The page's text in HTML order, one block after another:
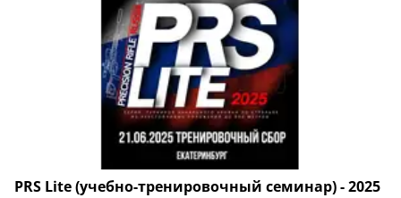
PRS Lite (учебно-тренировочный семинар) - 2025